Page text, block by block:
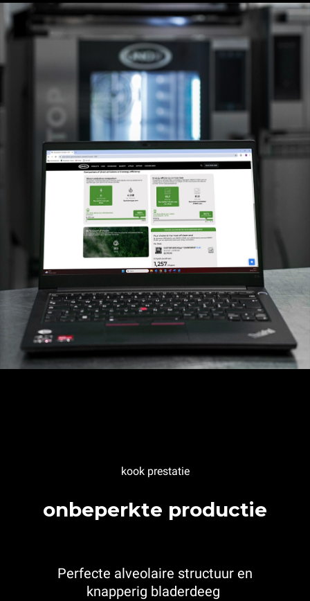
kook prestatie
onbeperkte productie
Perfecte alveolaire structuur en
knapperig bladerdeeg